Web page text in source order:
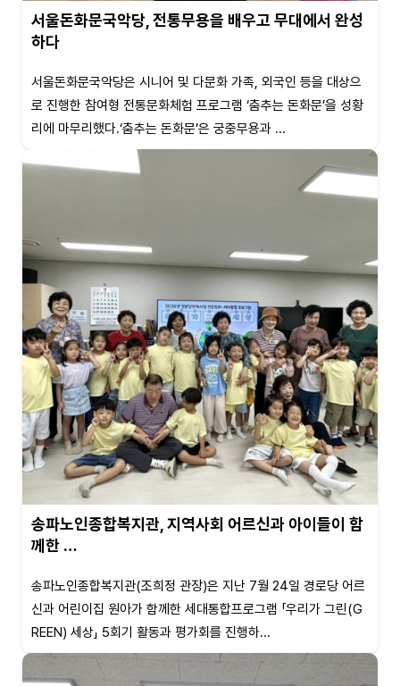
서울돈화문국악당, 전통무용을 배우고 무대에서 완성
하다
서울돈화문국악당은 시니어 및 다문화 가족, 외국인 등을 대상으
로 진행한 참여형 전통문화체험 프로그램 ‘춤추는 돈화문’을 성황
리에 마무리했다.‘춤추는 돈화문’은 궁중무용과 ...
송파노인종합복지관, 지역사회 어르신과 아이들이 함
께한 …
송파노인종합복지관(조희정 관장)은 지난 7월 24일 경로당 어르
신과 어린이집 원아가 함께한 세대통합프로그램 「우리가 그린(G
REEN) 세상」 5회기 활동과 평가회를 진행하...